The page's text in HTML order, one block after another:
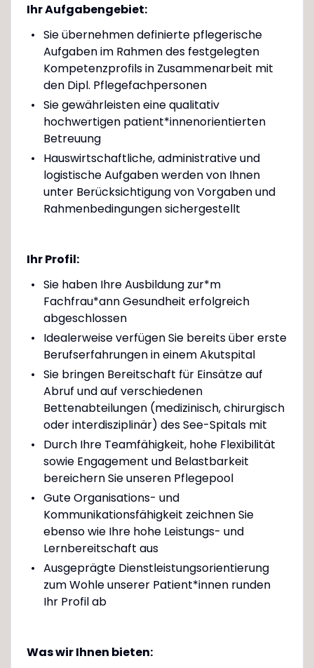
Ihr Aufgabengebiet:
Sie übernehmen definierte pflegerische
Aufgaben im Rahmen des festgelegten
Kompetenzprofils in Zusammenarbeit mit
den Dipl. Pflegefachpersonen
Sie gewährleisten eine qualitativ
hochwertigen patient*innenorientierten
Betreuung
Hauswirtschaftliche, administrative und
logistische Aufgaben werden von Ihnen
unter Berücksichtigung von Vorgaben und
Rahmenbedingungen sichergestellt
Ihr Profil:
Sie haben Ihre Ausbildung zur*m
Fachfrau*ann Gesundheit erfolgreich
abgeschlossen
Idealerweise verfügen Sie bereits über erste
Berufserfahrungen in einem Akutspital
Sie bringen Bereitschaft für Einsätze auf
Abruf und auf verschiedenen
Bettenabteilungen (medizinisch, chirurgisch
oder interdisziplinär) des See-Spitals mit
Durch Ihre Teamfähigkeit, hohe Flexibilität
sowie Engagement und Belastbarkeit
bereichern Sie unseren Pflegepool
Gute Organisations- und
Kommunikationsfähigkeit zeichnen Sie
ebenso wie Ihre hohe Leistungs- und
Lernbereitschaft aus
Ausgeprägte Dienstleistungsorientierung
zum Wohle unserer Patient*innen runden
Ihr Profil ab
Was wir Ihnen bieten: